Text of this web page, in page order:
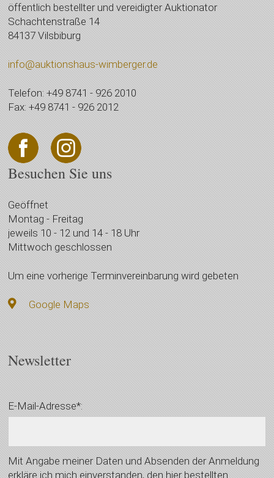
öffentlich bestellter und vereidigter Auktionator
Schachtenstraße 14
84137 Vilsbiburg
info@auktionshaus-wimberger.de
Telefon: +49 8741 - 926 2010
Fax: +49 8741 - 926 2012
Besuchen Sie uns
Geöffnet
Montag - Freitag
jeweils 10 - 12 und 14 - 18 Uhr
Mittwoch geschlossen
Um eine vorherige Terminvereinbarung wird gebeten
Google Maps
Newsletter
E-Mail-Adresse*:
Mit Angabe meiner Daten und Absenden der Anmeldung
erkläre ich mich einverstanden, den hier bestellten